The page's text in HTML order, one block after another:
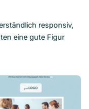
responsiv,
eine gute Figur